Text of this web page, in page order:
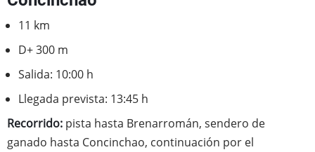
11 km
D+ 300 m
Salida: 10:00 h
Llegada prevista: 13:45 h
Recorrido: pista hasta Brenarromán, sendero de
ganado hasta Concinchao, continuación por el